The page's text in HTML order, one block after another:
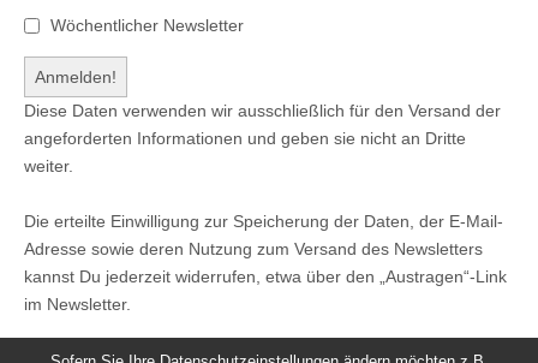
Wöchentlicher Newsletter
Diese Daten verwenden wir ausschließlich für den Versand der
angeforderten Informationen und geben sie nicht an Dritte
weiter.
Die erteilte Einwilligung zur Speicherung der Daten, der E-Mail-
Adresse sowie deren Nutzung zum Versand des Newsletters
kannst Du jederzeit widerrufen, etwa über den „Austragen“-Link
im Newsletter.